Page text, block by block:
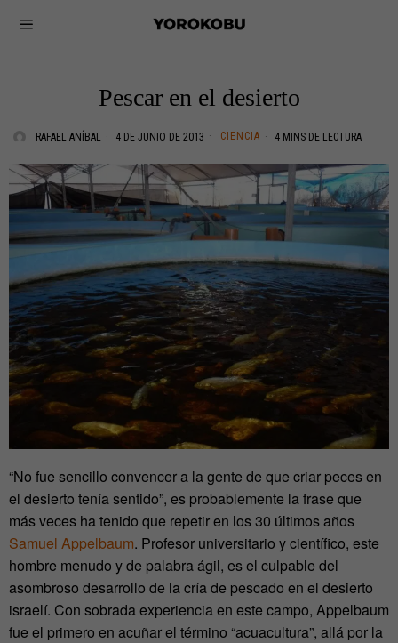
Pescar en el desierto
RAFAEL ANÍBAL 4 DE JUNIO DE 2013 CIENCIA 4 MINS DE LECTURA
“No fue sencillo convencer a la gente de que criar peces en
el desierto tenía sentido”, es probablemente la frase que
más veces ha tenido que repetir en los 30 últimos años
Samuel Appelbaum. Profesor universitario y científico, este
hombre menudo y de palabra ágil, es el culpable del
asombroso desarrollo de la cría de pescado en el desierto
israelí. Con sobrada experiencia en este campo, Appelbaum
fue el primero en acuñar el término “acuacultura”, allá por la